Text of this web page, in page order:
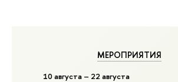
МЕРОПРИЯТИЯ
10 августа – 22 августа